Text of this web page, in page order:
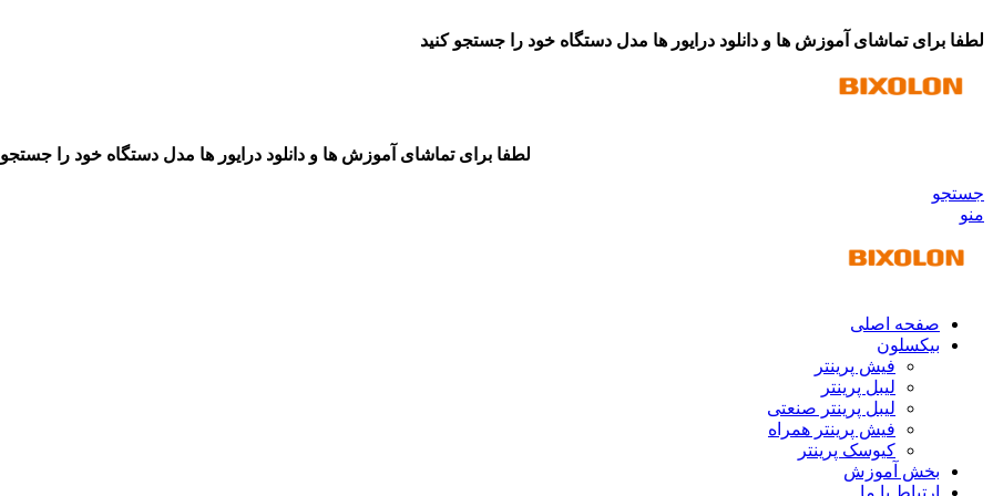
لطفا برای تماشای آموزش ها و دانلود درایور ها مدل دستگاه خود را جستجو کنید
لطفا برای تماشای آموزش ها و دانلود درایور ها مدل دستگاه خود را جستجو
جستجو
منو
صفحه اصلی
بیکسلون
فیش پرینتر
لیبل پرینتر
لیبل پرینتر صنعتی
فیش پرینتر همراه
کیوسک پرینتر
بخش آموزش